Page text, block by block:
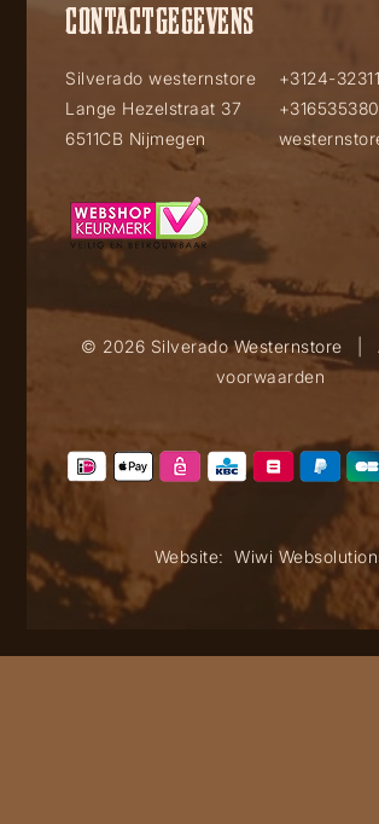
CONTACTGEGEVENS
Silverado westernstore
Lange Hezelstraat 37
6511CB Nijmegen
+3124-
© 2026 Silverado Westernstore
voorwaarden
Website: Wiwi